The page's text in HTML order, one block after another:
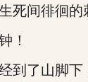
间徘徊的
！
了山脚下